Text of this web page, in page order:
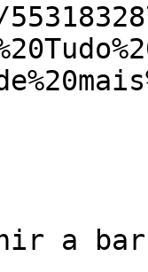
a